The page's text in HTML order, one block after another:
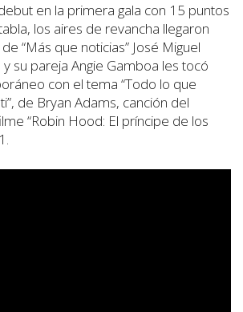
en la primera gala con 15 puntos
los aires de revancha llegaron
“Más que noticias” José Miguel
su pareja Angie Gamboa les tocó
con el tema “Todo lo que
de Bryan Adams, canción del
“Robin Hood: El príncipe de los